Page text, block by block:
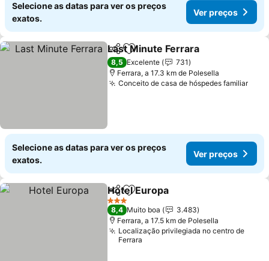
Selecione as datas para ver os preços
exatos.
Ver preços
PartilharAdicionar aos favoritos
Last Minute Ferrara
8,5 Excelente
731
Ferrara, a 17.3 km de Polesella
Conceito de casa de hóspedes familiarVer
Selecione as datas para ver os preços
exatos.
Ver preços
PartilharAdicionar aos favoritos
Hotel Europa
3 Estrelas
8,4 Muito boa
3.483
Ferrara, a 17.5 km de Polesella
Localização privilegiada no centro de
Ferrara